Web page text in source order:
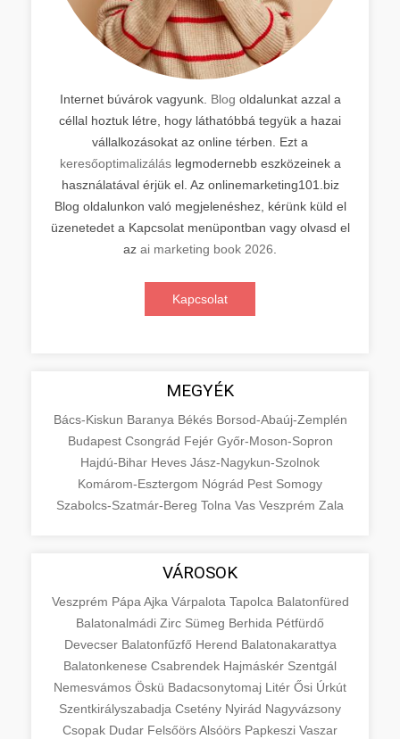
Internet búvárok vagyunk. Blog oldalunkat azzal a
céllal hoztuk létre, hogy láthatóbbá tegyük a hazai
vállalkozásokat az online térben. Ezt a
keresőoptimalizáláslegmodernebb eszközeinek a
használatával érjük el. Az onlinemarketing101.biz
Blog oldalunkon való megjelenéshez, kérünk küld el
üzenetedet a Kapcsolat menüpontban vagy olvasd el
az ai marketing book 2026
Kapcsolat
MEGYÉK
Bács-Kiskun Baranya Békés Borsod-Abaúj-Zemplén
Budapest Csongrád Fejér Győr-Moson-Sopron
Hajdú-Bihar Heves Jász-Nagykun-Szolnok
Komárom-Esztergom Nógrád Pest Somogy
Szabolcs-Szatmár-Bereg Tolna Vas Veszprém Zala
VÁROSOK
Veszprém Pápa Ajka Várpalota Tapolca Balatonfüred
Balatonalmádi Zirc Sümeg Berhida Pétfürdő
Devecser Balatonfűzfő Herend Balatonakarattya
Balatonkenese Csabrendek Hajmáskér Szentgál
Nemesvámos Öskü Badacsonytomaj Litér Ősi Úrkút
Szentkirályszabadja Csetény Nyirád Nagyvázsony
Csopak Dudar FelsőörsAlsóörs Papkeszi Vaszar